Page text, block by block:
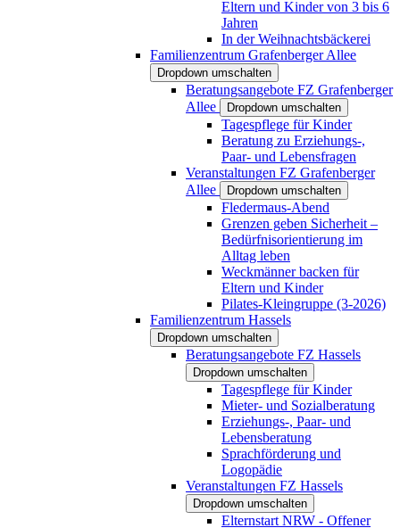
Eltern und Kinder von 3 bis 6
Jahren
In der Weihnachtsbäckerei
Familienzentrum Grafenberger Allee
Dropdown umschalten
Beratungsangebote FZ Grafenberger
Allee
Dropdown umschalten
Tagespflege für Kinder
Beratung zu Erziehungs-,
Paar- und Lebensfragen
Veranstaltungen FZ Grafenberger
Allee
Dropdown umschalten
Fledermaus-Abend
Grenzen geben Sicherheit –
Bedürfnisorientierung im
Alltag leben
Weckmänner backen für
Eltern und Kinder
Pilates-Kleingruppe (3-2026)
Familienzentrum Hassels
Dropdown umschalten
Beratungsangebote FZ Hassels
Dropdown umschalten
Tagespflege für Kinder
Mieter- und Sozialberatung
Erziehungs-, Paar- und
Lebensberatung
Sprachförderung und
Logopädie
Veranstaltungen FZ Hassels
Dropdown umschalten
Elternstart NRW - Offener